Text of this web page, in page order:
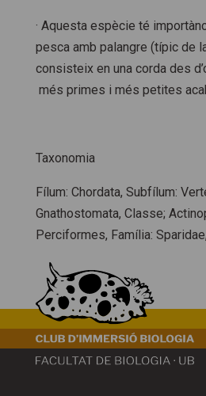
· Aquesta espècie té
pesca amb palangre (típic de
consisteix en una corda des
més primes i més petites
Taxonomia
Fílum: Chordata, Subfílum:
Gnathostomata, Classe;
Perciformes, Família: Sparidae